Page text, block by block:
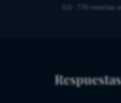
5.0 · 778 reseñas